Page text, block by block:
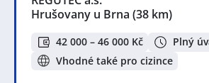
Hrušovany u Brna (38 km)
42 000 – 46 000 Kč
Plný
Vhodné také pro cizince